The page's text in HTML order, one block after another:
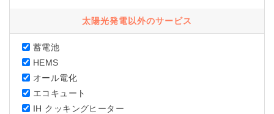
太陽光発電以外のサービス
蓄電池
HEMS
オール電化
エコキュート
IH クッキングヒーター